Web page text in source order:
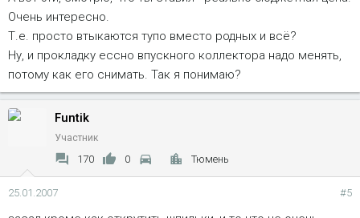
Очень интересно.
Т.е. просто втыкаются тупо вместо родных и всё?
Ну, и прокладку ессно впускного коллектора надо менять,
потому как его снимать. Так я понимаю?
Funtik
Участник
170 0 Тюмень
25.01.2007 #5